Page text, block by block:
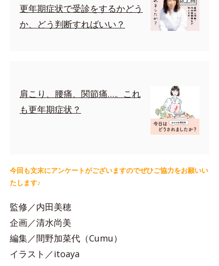
更年期症状で受診をするかどう
か、どう判断すればいい？
肩こり、腰痛、関節痛…。これ
も更年期症状？
今回も文末にアンケートがございますのでぜひご協力をお願いい
たします♪
監修／内田美穂
企画／清水尚美
編集／間野加菜代（Cumu）
イラスト／itoaya